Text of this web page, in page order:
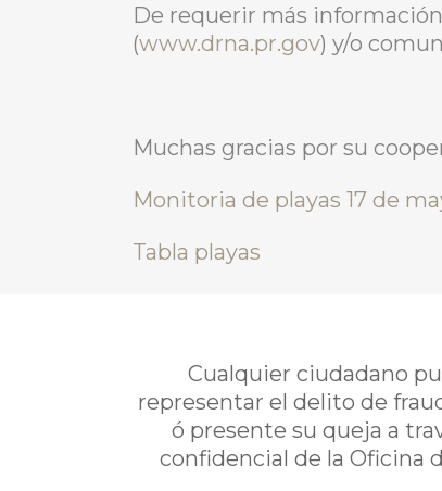
De requerir más
(www.drna.pr.gov) y/o
Muchas gracias por su
Monitoria de playas 17 de
Tabla playas
Cualquier ciudadano
representar el delito de
ó presente su queja a
confidencial de la Oficina